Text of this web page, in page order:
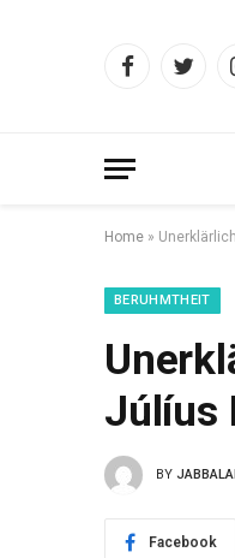
Facebook
Home »
BERUHMTHEIT
Júlíus
BY
Facebook